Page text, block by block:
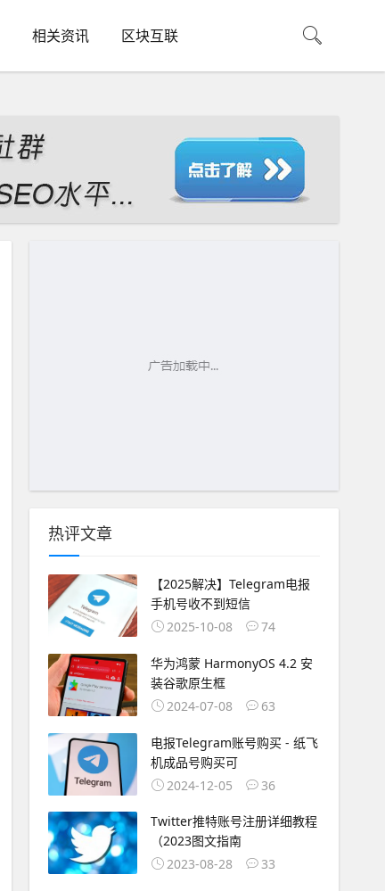
相关资讯 区块互联
热评文章
【2025解决】Telegram电报
手机号收不到短信
2025-10-08
74
华为鸿蒙 HarmonyOS 4.2 安
装谷歌原生框
2024-07-08
63
电报Telegram账号购买 - 纸飞
机成品号购买可
2024-12-05
36
Twitter推特账号注册详细教程
（2023图文指南
2023-08-28
33